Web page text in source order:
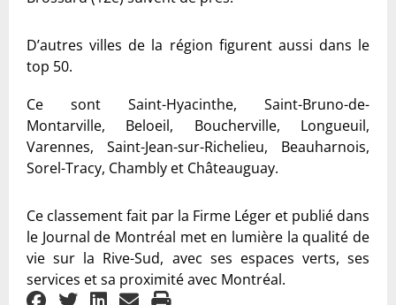
D’autres villes de la région figurent aussi dans le
top 50.
Ce sont Saint-Hyacinthe, Saint-Bruno-de-
Montarville, Beloeil, Boucherville, Longueuil,
Varennes, Saint-Jean-sur-Richelieu, Beauharnois,
Sorel-Tracy, Chambly et Châteauguay.
Ce classement fait par la Firme Léger et publié dans
le Journal de Montréal met en lumière la qualité de
vie sur la Rive-Sud, avec ses espaces verts, ses
services et sa proximité avec Montréal.